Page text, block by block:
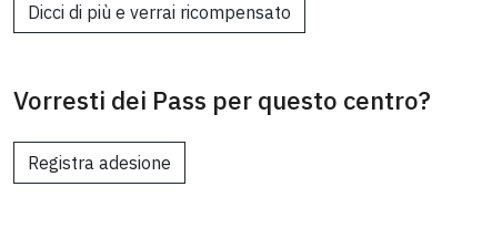
Dicci di più e verrai ricompensato
Vorresti dei Pass per questo centro?
Registra adesione